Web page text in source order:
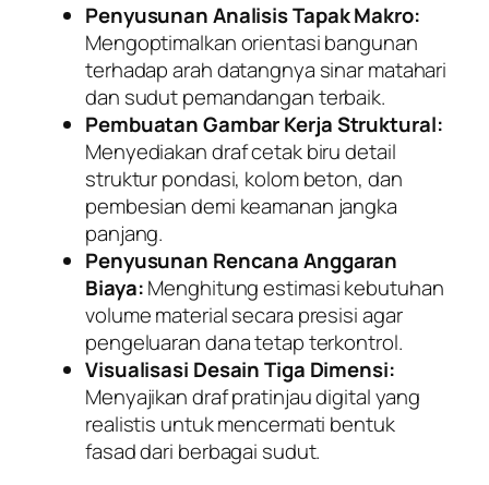
Penyusunan Analisis Tapak Makro:
Mengoptimalkan orientasi bangunan
terhadap arah datangnya sinar matahari
dan sudut pemandangan terbaik.
Pembuatan Gambar Kerja Struktural:
Menyediakan draf cetak biru detail
struktur pondasi, kolom beton, dan
pembesian demi keamanan jangka
panjang.
Penyusunan Rencana Anggaran
Biaya:Menghitung estimasi kebutuhan
volume material secara presisi agar
pengeluaran dana tetap terkontrol.
Visualisasi Desain Tiga Dimensi:
Menyajikan draf pratinjau digital yang
realistis untuk mencermati bentuk
fasad dari berbagai sudut.